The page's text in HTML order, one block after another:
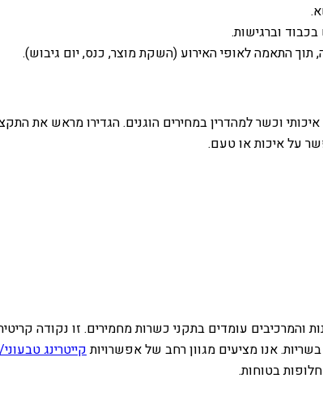
וברגישות.
תוך התאמה לאופי האירוע (השקת מוצר, כנס, יום גיבוש).
מציעים מנה החל מ-50 ₪, ומאפשרים לכם ליהנות מאוכל איכותי וכשר למהדרין במחירים הוגנים.
על איכות או טעם.
עומדים בתקני כשרות מחמירים. זו נקודה
אנו מציעים מגוון רחב של אפשרויותקייטרינג
חלופות בטוחות.